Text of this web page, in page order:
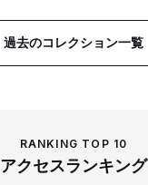
過去のコレクション一覧
RANKING TOP 10
アクセスランキング